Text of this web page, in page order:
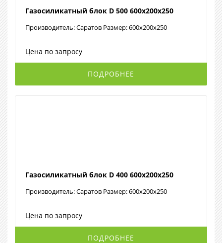
Газосиликатный блок D 500 600х200х250
Производитель: Саратов Размер: 600х200х250
Цена по запросу
ПОДРОБНЕЕ
Газосиликатный блок D 400 600х200х250
Производитель: Саратов Размер: 600х200х250
Цена по запросу
ПОДРОБНЕЕ